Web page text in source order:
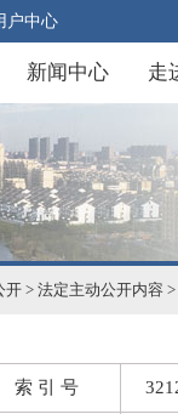
户中心
新闻中心 走
开 > 法定主动公开内容 >
索 引 号